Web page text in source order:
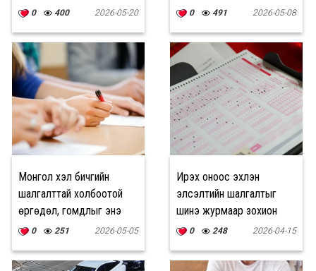
юу болох вэ?
0 400 2026-05-20 0 491 2026-05-08
Монгол хэл бичгийн
шалгалттай холбоотой
өргөдөл, гомдлыг энэ
сарын 8-ныг дуустал
0 251 2026-05-05
Ирэх оноос эхлэн
элсэлтийн шалгалтыг
шинэ журмаар зохион
байгуулахыг үүрэг болгов
0 248 2026-04-15